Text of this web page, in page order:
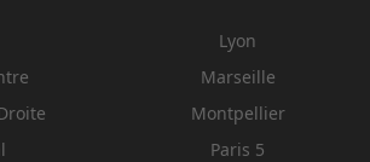
Lyon
Marseille
Montpellier
Paris 5